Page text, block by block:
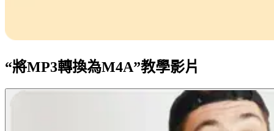
“將MP3轉換為M4A”教學影片